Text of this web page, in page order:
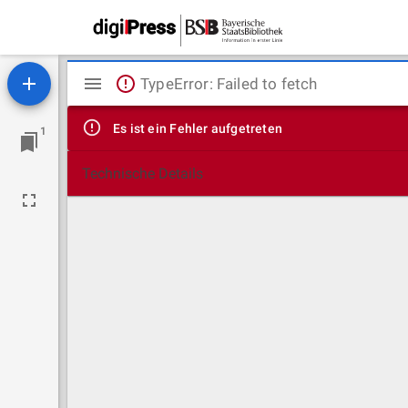
1
Mirador
Viewer
TypeError: Failed to fetch
Es ist ein Fehler aufgetreten
Technische Details